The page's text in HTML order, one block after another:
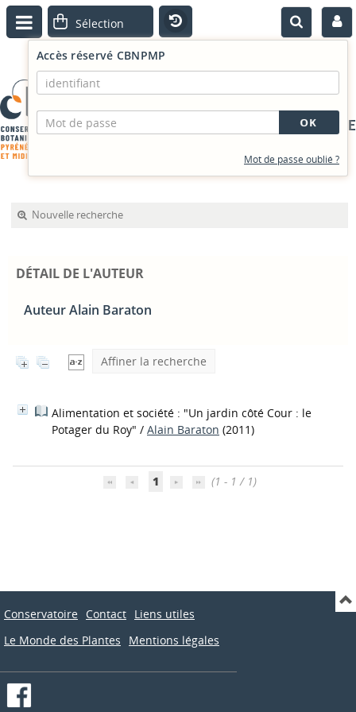
PORTAIL DOCUMENTAIRE
Accès réservé CBNPMP
Mot de passe oublié ?
Nouvelle recherche
DÉTAIL DE L'AUTEUR
Auteur Alain Baraton
Affiner la recherche
Alimentation et société : "Un jardin côté Cour : le
Potager du Roy" / Alain Baraton (2011)
1 (1 - 1 / 1)
Conservatoire Contact Liens utiles
Le Monde des Plantes
Mentions légales